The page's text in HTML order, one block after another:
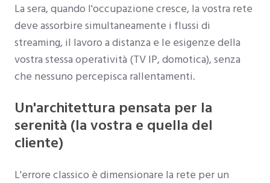
La sera, quando l'occupazione cresce, la vostra rete
deve assorbire simultaneamente i flussi di
streaming, il lavoro a distanza e le esigenze della
vostra stessa operatività (TV IP, domotica), senza
che nessuno percepisca rallentamenti.
Un'architettura pensata per la
serenità (la vostra e quella del
cliente)
L'errore classico è dimensionare la rete per un